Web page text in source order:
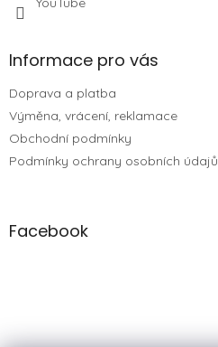
Informace pro vás
Doprava a platba
Výměna, vrácení, reklamace
Obchodní podmínky
Podmínky ochrany osobních údajů
Facebook